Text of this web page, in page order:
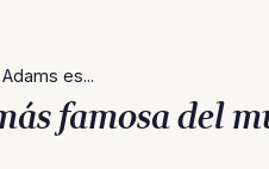
es...
famosa del